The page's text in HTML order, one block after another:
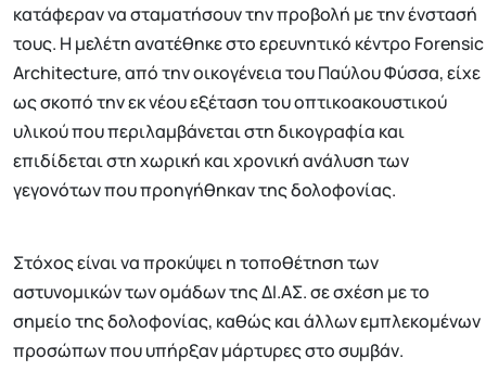
κατάφεραν να σταματήσουν την προβολή με την ένστασή
τους. Η μελέτη ανατέθηκε στο ερευνητικό κέντρο Forensic
Architecture, από την οικογένεια του Παύλου Φύσσα, είχε
ως σκοπό την εκ νέου εξέταση του οπτικοακουστικού
υλικού που περιλαμβάνεται στη δικογραφία και
επιδίδεται στη χωρική και χρονική ανάλυση των
γεγονότων που προηγήθηκαν της δολοφονίας.
Στόχος είναι να προκύψει η τοποθέτηση των
αστυνομικών των ομάδων της ΔΙ.ΑΣ. σε σχέση με το
σημείο της δολοφονίας, καθώς και άλλων εμπλεκομένων
προσώπων που υπήρξαν μάρτυρες στο συμβάν.